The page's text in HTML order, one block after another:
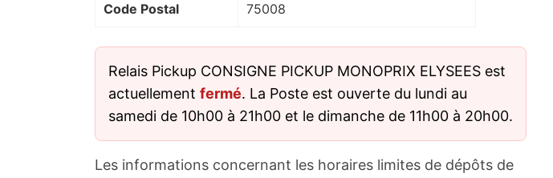
Code Postal 75008
Relais Pickup CONSIGNE PICKUP MONOPRIX ELYSEES est
actuellement fermé. La Poste est ouverte du lundi au
samedi de 10h00 à 21h00 et le dimanche de 11h00 à 20h00.
Les informations concernant les horaires limites de dépôts de